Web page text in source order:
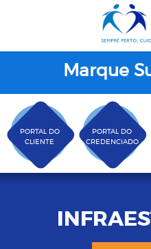
Marque
PORTAL DO
CLIENTE
PORTAL DO
CREDENCIADO